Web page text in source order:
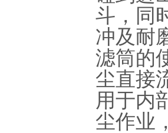
斗，同
冲及耐
滤筒的
尘直接
用于内
尘作业